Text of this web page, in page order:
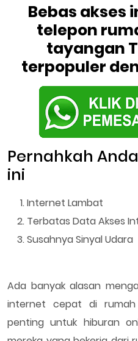
Bebas akses
telepon
tayangan
terpopuler
Pernahkah
ini
Internet Lambat
Terbatas Data Akses
Susahnya Sinyal Udara
Ada banyak alasan
internet cepat di
penting untuk hiburan